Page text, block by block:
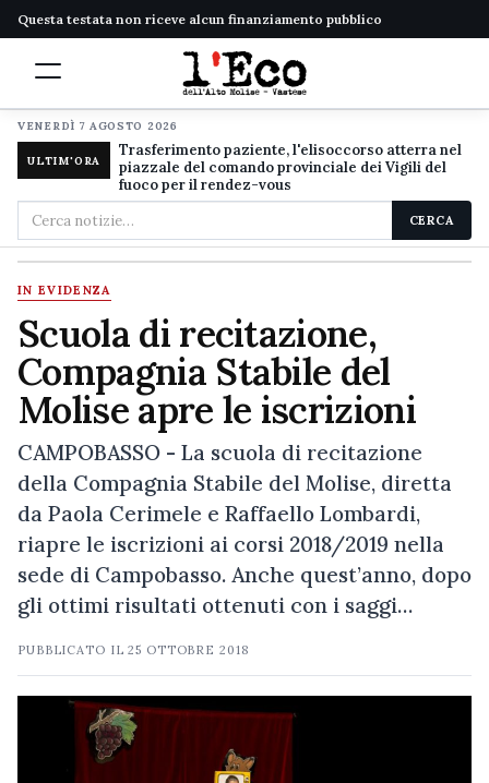
Questa testata non riceve alcun finanziamento pubblico
VENERDÌ 7 AGOSTO 2026
ULTIM'ORA
Trasferimento paziente, l'elisoccorso atterra nel
piazzale del comando provinciale dei Vigili del
fuoco per il rendez-vous
Cerca
nel
sito
CERCA
IN EVIDENZA
Scuola di recitazione,
Compagnia Stabile del
Molise apre le iscrizioni
CAMPOBASSO - La scuola di recitazione
della Compagnia Stabile del Molise, diretta
da Paola Cerimele e Raffaello Lombardi,
riapre le iscrizioni ai corsi 2018/2019 nella
sede di Campobasso. Anche quest’anno, dopo
gli ottimi risultati ottenuti con i saggi…
PUBBLICATO IL25 OTTOBRE 2018